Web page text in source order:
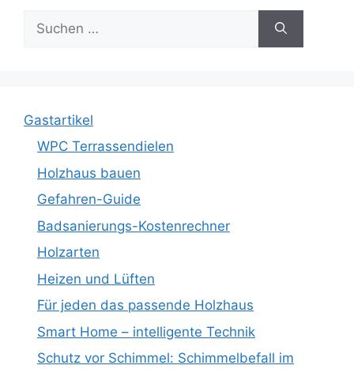
nach:
Gastartikel
WPC Terrassendielen
Holzhaus bauen
Gefahren-Guide
Badsanierungs-Kostenrechner
Holzarten
Heizen und Lüften
Für jeden das passende Holzhaus
Smart Home – intelligente Technik
Schutz vor Schimmel: Schimmelbefall im